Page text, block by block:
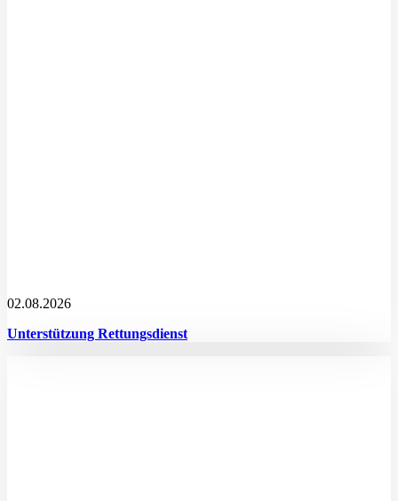
02.08.2026
Unterstützung Rettungsdienst